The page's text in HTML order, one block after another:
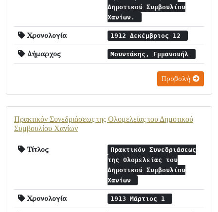
Δημοτικού Συμβουλίου
Χανίων.
Χρονολογία 1912 Δεκέμβριος 12
Δήμαρχος Μουντάκης, Εμμανουήλ
Προβολή
Πρακτικόν Συνεδριάσεως της Ολομελείας του Δημοτικού
Συμβουλίου Χανίων
Τίτλος
Πρακτικόν Συνεδριάσεως
της Ολομελείας του
Δημοτικού Συμβουλίου
Χανίων
Χρονολογία 1913 Μάρτιος 1